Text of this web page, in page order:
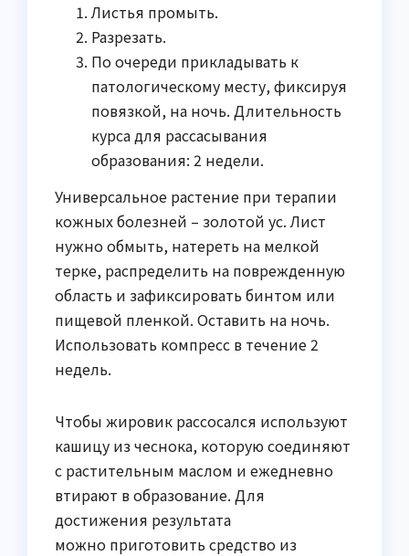
Листья промыть.
Разрезать.
По очереди прикладывать к
патологическому месту, фиксируя
повязкой, на ночь. Длительность
курса для рассасывания
образования: 2 недели.
Универсальное растение при терапии
кожных болезней – золотой ус. Лист
нужно обмыть, натереть на мелкой
терке, распределить на поврежденную
область и зафиксировать бинтом или
пищевой пленкой. Оставить на ночь.
Использовать компресс в течение 2
недель.
Чтобы жировик рассосался используют
кашицу из чеснока, которую соединяют
с растительным маслом и ежедневно
втирают в образование. Для
достижения результата
можно приготовить средство из